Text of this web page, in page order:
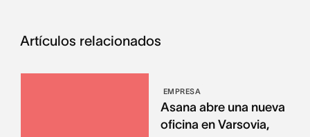
Artículos relacionados
EMPRESA
Asana abre una nueva
oficina en Varsovia,